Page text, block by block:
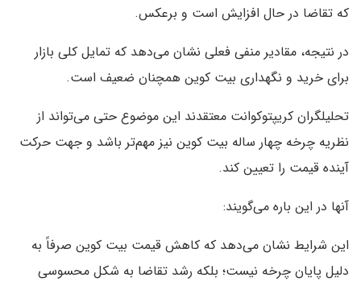
که تقاضا در حال افزایش است و برعکس.
در نتیجه، مقادیر منفی فعلی نشان می‌دهد که تمایل کلی بازار
برای خرید و نگهداری بیت کوین همچنان ضعیف است.
تحلیلگران کریپتوکوانت معتقدند این موضوع حتی می‌تواند از
نظریه چرخه چهار ساله بیت کوین نیز مهم‌تر باشد و جهت حرکت
آینده قیمت را تعیین کند.
آنها در این باره می‌گویند:
این شرایط نشان می‌دهد که کاهش قیمت بیت کوین صرفاً به
دلیل پایان چرخه نیست؛ بلکه رشد تقاضا به شکل محسوسی